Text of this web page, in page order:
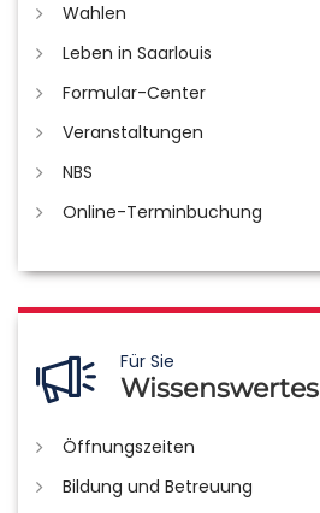
Wahlen
Leben in Saarlouis
Formular-Center
Veranstaltungen
NBS
Online-Terminbuchung
Für Sie
Wissenswertes
Öffnungszeiten
Bildung und Betreuung